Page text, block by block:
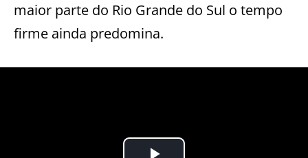
maior parte do Rio Grande do Sul o tempo
firme ainda predomina.